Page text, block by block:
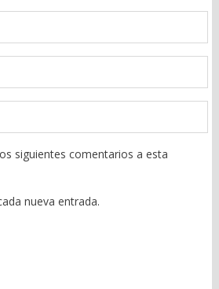
siguientes comentarios a esta
nueva entrada.